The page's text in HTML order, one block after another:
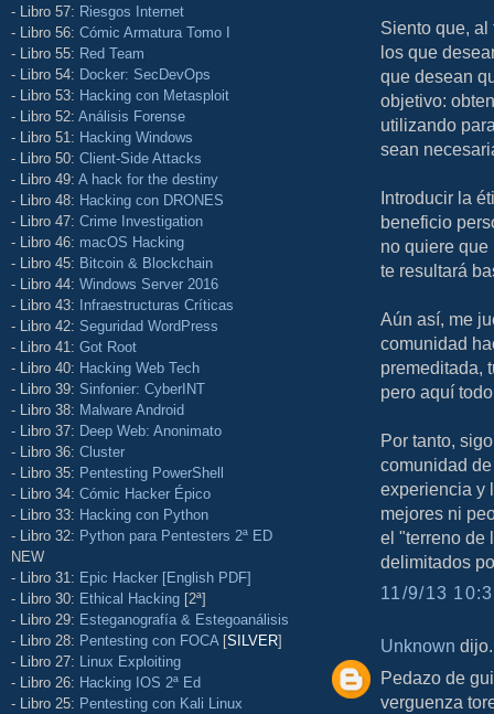
- Libro 57: Riesgos Internet
- Libro 56: Cómic Armatura Tomo I
- Libro 55: Red Team
- Libro 54: Docker: SecDevOps
- Libro 53: Hacking con Metasploit
- Libro 52: Análisis Forense
- Libro 51: Hacking Windows
- Libro 50: Client-Side Attacks
- Libro 49: A hack for the destiny
- Libro 48: Hacking con DRONES
- Libro 47: Crime Investigation
- Libro 46: macOS Hacking
- Libro 45: Bitcoin & Blockchain
- Libro 44: Windows Server 2016
- Libro 43: Infraestructuras Críticas
- Libro 42: Seguridad WordPress
- Libro 41: Got Root
- Libro 40: Hacking Web Tech
- Libro 39: Sinfonier: CyberINT
- Libro 38: Malware Android
- Libro 37: Deep Web: Anonimato
- Libro 36: Cluster
- Libro 35: Pentesting PowerShell
- Libro 34: Cómic Hacker Épico
- Libro 33: Hacking con Python
- Libro 32: Python para Pentesters 2ª ED
NEW
- Libro 31: Epic Hacker [English PDF]
- Libro 30: Ethical Hacking [2ª]
- Libro 29: Esteganografía & Estegoanálisis
- Libro 28: Pentesting con FOCA [SILVER]
- Libro 27: Linux Exploiting
- Libro 26: Hacking IOS 2ª Ed
- Libro 25: Pentesting con Kali Linux
Siento que,
los que
que desean
objetivo:
utilizando
sean
Introducir la
beneficio
no quiere
te resultará
Aún así, me
comunidad
premeditada,
pero aquí
Por tanto,
comunidad
experiencia y
mejores ni
el "terreno de
delimitados
11/9/13
Unknown
Pedazo de
verguenza